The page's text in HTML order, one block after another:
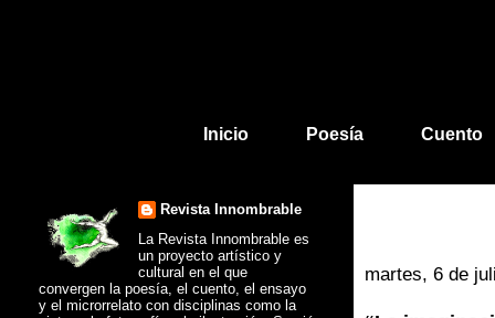
Inicio Poesía Cuento
martes, 6 de
Revista Innombrable
La Revista Innombrable es
un proyecto artístico y
cultural en el que
convergen la poesía, el cuento, el ensayo
y el microrrelato con disciplinas como la